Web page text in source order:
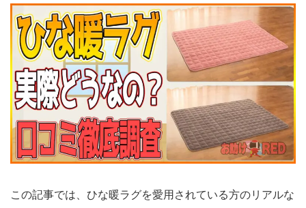
この記事では、ひな暖ラグを愛用されている方のリアルな